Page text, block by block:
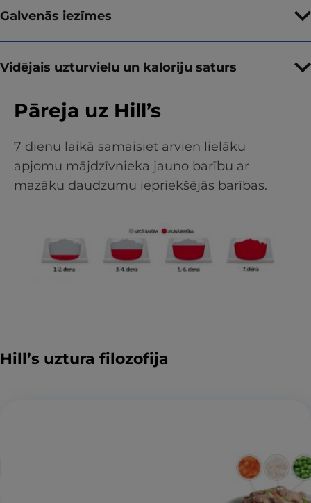
Galvenās iezīmes
Vidējais uzturvielu un kaloriju saturs
Pāreja uz Hill’s
7 dienu laikā samaisiet arvien lielāku
apjomu mājdzīvnieka jauno barību ar
mazāku daudzumu iepriekšējās barības.
Hill’s uztura filozofija